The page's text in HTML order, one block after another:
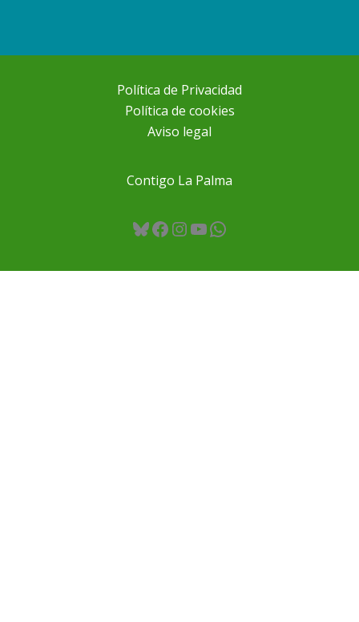
Política de Privacidad
Política de cookies
Aviso legal
Contigo La Palma
Bluesky
Facebook
Instagram
YouTube
WhatsApp